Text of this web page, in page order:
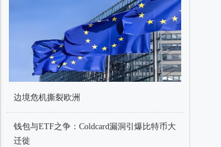
边境危机撕裂欧洲
钱包与ETF之争：Coldcard漏洞引爆比特币大
迁徙